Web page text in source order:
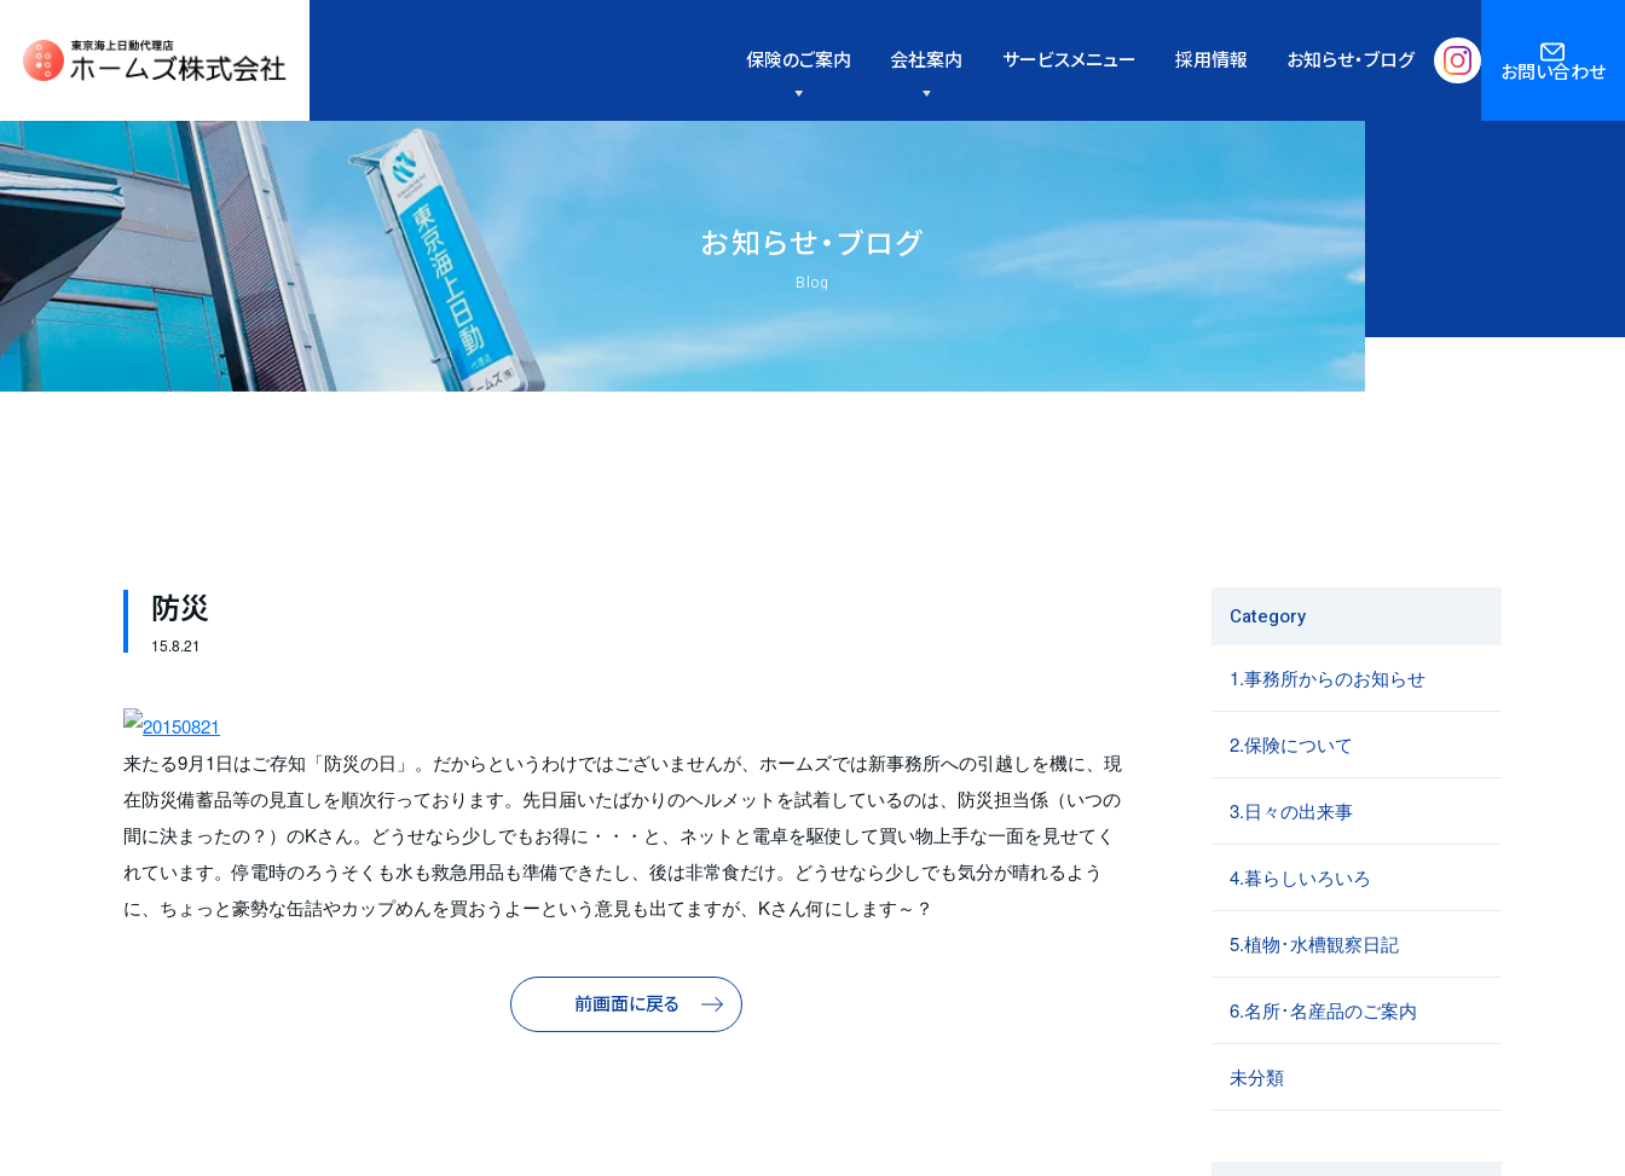
保険のご案内 会社案内 サービスメニュー 採用情報 お知らせ・ブログ お問い合わせ
お知らせ・ブログ
Blog
防災
15.8.21
来たる9月1日はご存知「防災の日」。だからというわけではございませんが、ホームズでは新事務所への引越しを機に、現
在防災備蓄品等の見直しを順次行っております。先日届いたばかりのヘルメットを試着しているのは、防災担当係（いつの
間に決まったの？）のKさん。どうせなら少しでもお得に・・・と、ネットと電卓を駆使して買い物上手な一面を見せてく
れています。停電時のろうそくも水も救急用品も準備できたし、後は非常食だけ。どうせなら少しでも気分が晴れるよう
に、ちょっと豪勢な缶詰やカップめんを買おうよーという意見も出てますが、Kさん何にします～？
前画面に戻る
Category
1.事務所からのお知らせ
2.保険について
3.日々の出来事
4.暮らしいろいろ
5.植物･水槽観察日記
6.名所･名産品のご案内
未分類